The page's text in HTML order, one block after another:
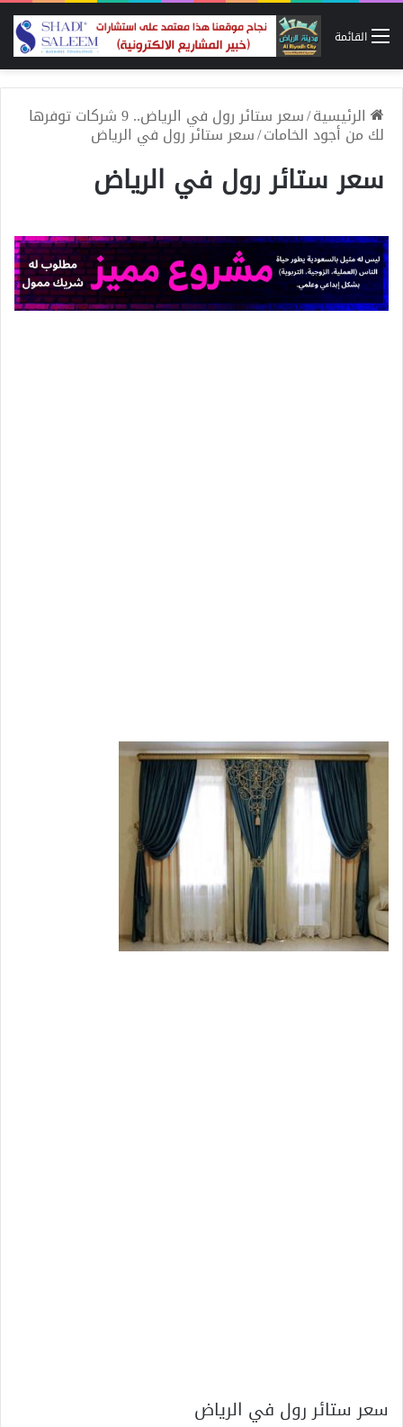
القائمة
الرئيسية/ سعر ستائر رول في الرياض.. 9 شركات توفرها
لك من أجود الخامات/سعر ستائر رول في الرياض
سعر ستائر رول في الرياض
سعر ستائر رول في الرياض